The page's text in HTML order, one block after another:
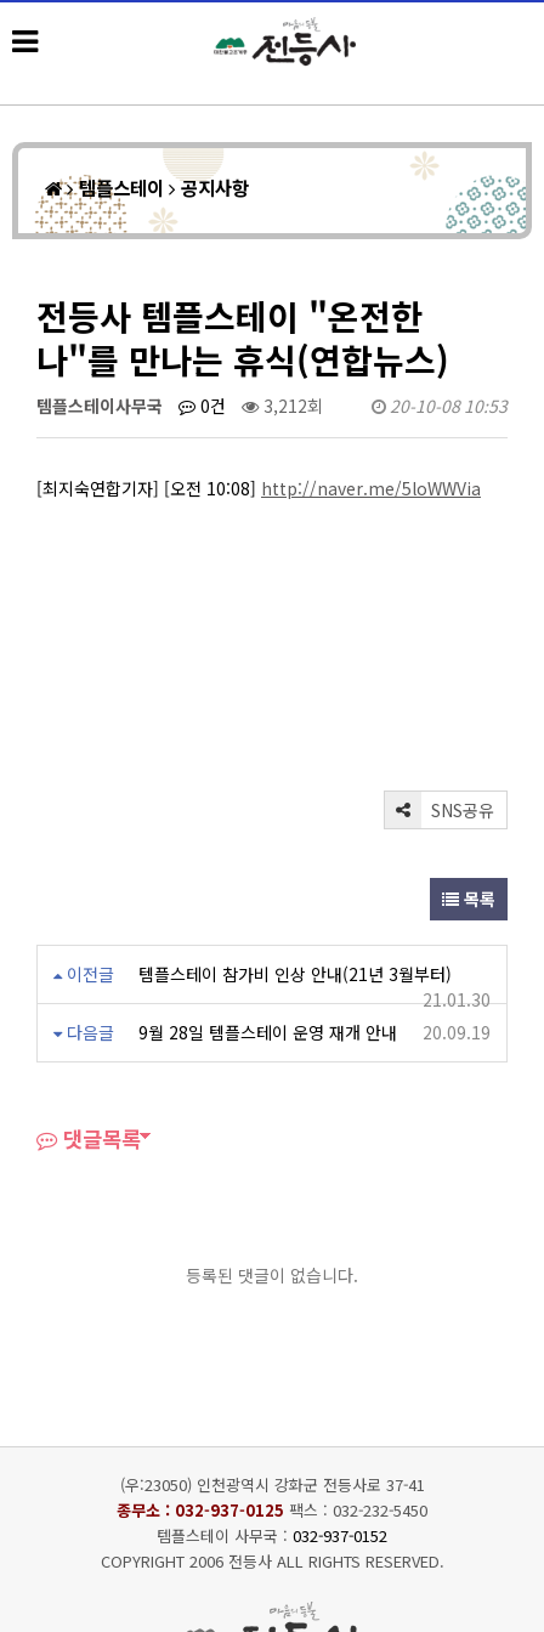
템플스테이 공지사항
전등사 템플스테이 "온전한
나"를 만나는 휴식(연합뉴스)
템플스테이사무국 0건 3,212회 20-10-08 10:53
[최지숙연합기자] [오전 10:08] http://naver.me/5loWWVia
SNS공유
목록
이전글
템플스테이 참가비 인상 안내(21년 3월부터)
21.01.30
다음글
9월 28일 템플스테이 운영 재개 안내 20.09.19
댓글목록
등록된 댓글이 없습니다.
(우:23050) 인천광역시 강화군 전등사로 37-41
종무소 : 032-937-0125 팩스 : 032-232-5450
템플스테이 사무국 : 032-937-0152
COPYRIGHT 2006 전등사 ALL RIGHTS RESERVED.